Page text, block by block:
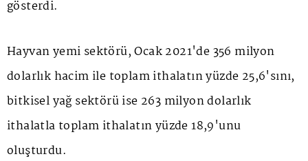
gösterdi.
Hayvan yemi sektörü, Ocak 2021'de 356 milyon
dolarlık hacim ile toplam ithalatın yüzde 25,6'sını,
bitkisel yağ sektörü ise 263 milyon dolarlık
ithalatla toplam ithalatın yüzde 18,9'unu
oluşturdu.